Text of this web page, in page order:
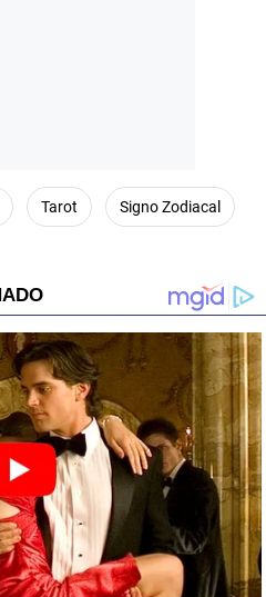
Tarot Signo Zodiacal